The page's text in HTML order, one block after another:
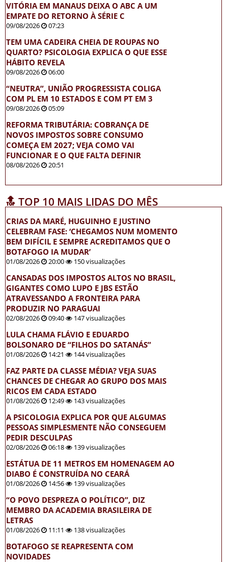
VITÓRIA EM MANAUS DEIXA O ABC A UM
EMPATE DO RETORNO À SÉRIE C
09/08/2026 07:23
TEM UMA CADEIRA CHEIA DE ROUPAS NO
QUARTO? PSICOLOGIA EXPLICA O QUE ESSE
HÁBITO REVELA
09/08/2026 06:00
“NEUTRA”, UNIÃO PROGRESSISTA COLIGA
COM PL EM 10 ESTADOS E COM PT EM 3
09/08/2026 05:09
REFORMA TRIBUTÁRIA: COBRANÇA DE
NOVOS IMPOSTOS SOBRE CONSUMO
COMEÇA EM 2027; VEJA COMO VAI
FUNCIONAR E O QUE FALTA DEFINIR
08/08/2026 20:51
🔝 TOP 10 MAIS LIDAS DO MÊS
CRIAS DA MARÉ, HUGUINHO E JUSTINO
CELEBRAM FASE: ‘CHEGAMOS NUM MOMENTO
BEM DIFÍCIL E SEMPRE ACREDITAMOS QUE O
BOTAFOGO IA MUDAR’
01/08/2026 20:00 150 visualizações
CANSADAS DOS IMPOSTOS ALTOS NO BRASIL,
GIGANTES COMO LUPO E JBS ESTÃO
ATRAVESSANDO A FRONTEIRA PARA
PRODUZIR NO PARAGUAI
02/08/2026 09:40 147 visualizações
LULA CHAMA FLÁVIO E EDUARDO
BOLSONARO DE “FILHOS DO SATANÁS”
01/08/2026 14:21 144 visualizações
FAZ PARTE DA CLASSE MÉDIA? VEJA SUAS
CHANCES DE CHEGAR AO GRUPO DOS MAIS
RICOS EM CADA ESTADO
01/08/2026 12:49 143 visualizações
A PSICOLOGIA EXPLICA POR QUE ALGUMAS
PESSOAS SIMPLESMENTE NÃO CONSEGUEM
PEDIR DESCULPAS
02/08/2026 06:18 139 visualizações
ESTÁTUA DE 11 METROS EM HOMENAGEM AO
DIABO É CONSTRUÍDA NO CEARÁ
01/08/2026 14:56 139 visualizações
“O POVO DESPREZA O POLÍTICO”, DIZ
MEMBRO DA ACADEMIA BRASILEIRA DE
LETRAS
01/08/2026 11:11 138 visualizações
BOTAFOGO SE REAPRESENTA COM
NOVIDADES